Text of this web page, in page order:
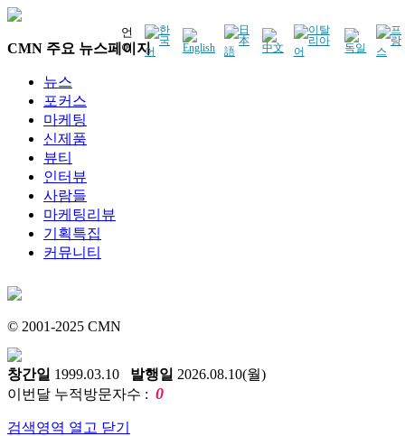
언
어
CMN 주요 뉴스페이지
뉴스
포커스
마케팅
신제품
뷰티
인터뷰
사람들
마케팅리뷰
기획특집
커뮤니티
© 2001-2025 CMN
창간일 1999.03.10 발행일 2026.08.10(월)
이번달 누적방문자수 : 0
검색영역 열고 닫기